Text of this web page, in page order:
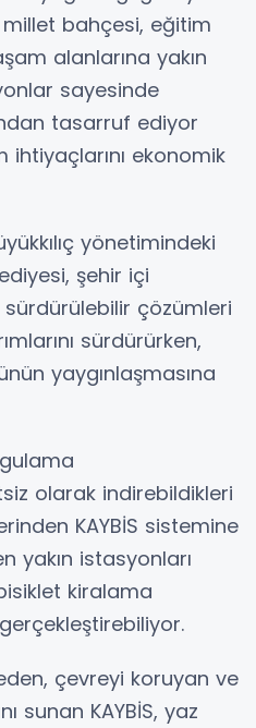
bahçesi, eğitim
alanlarına yakın
sayesinde
tasarruf ediyor
ihtiyaçlarını ekonomik
yönetimindeki
şehir içi
çözümleri
sürdürürken,
yaygınlaşmasına
olarak indirebildikleri
KAYBİS sistemine
yakın istasyonları
kiralama
çevreyi koruyan ve
sunan KAYBİS, yaz